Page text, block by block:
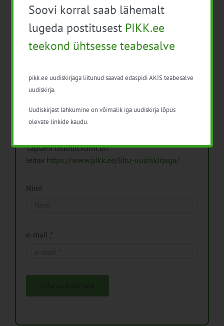
Pikk.ee uudiskirjaga liitumine.
Isikuandmeid töötleme vastavalt
Isikuandmete
Täpsem liitumisvorm on
leitav https://www.pikk.ee/liitu-uudiskirjaga/
Nimi
e-mail *
Soovi korral saab lähemalt
lugeda postitusest PIKK.ee
teekond ühtsesse teabesalve
pikk.ee uudiskirjaga liitunud saavad edaspidi AKIS teabesalve
uudiskirja.
Uudiskirjast lahkumine on võimalik iga uudiskirja lõpus
olevate linkide kaudu.